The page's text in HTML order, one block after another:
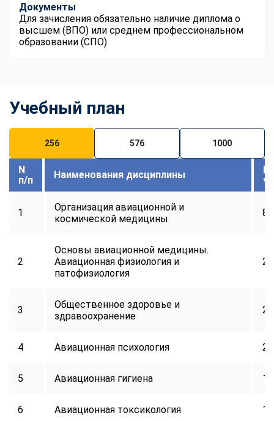
Документы
Для зачисления обязательно наличие диплома о
высшем (ВПО) или среднем профессиональном
образовании (СПО)
Учебный план
256 576 1000
N
п/п
Наименования дисциплины
1
Организация авиационной и
космической медицины
8
2
Основы авиационной медицины.
Авиационная физиология и
патофизиология
24
3
Общественное здоровье и
здравоохранение
24
4 Авиационная психология 24
5 Авиационная гигиена 16
6 Авиационная токсикология 16